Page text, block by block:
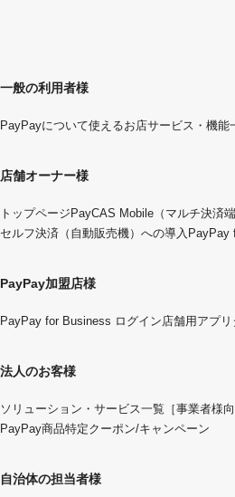
一般の利用者様
PayPayについて使えるお店サービス・機能
店舗オーナー様
トップページ PayCAS Mobile（マルチ決済
セルフ決済（自動販売機）への導入 PayPay
PayPay加盟店様
PayPay for Business ログイン 店舗用アプ
法人のお客様
ソリューション・サービス一覧 ［事業者様
PayPay商品特定クーポン/キャンペーン
自治体の担当者様